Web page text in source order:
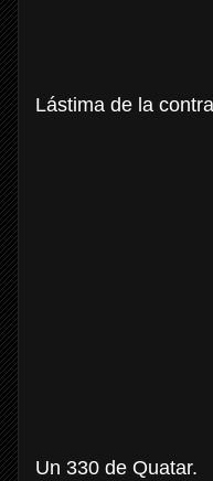
Lástima de la
Un 330 de Quatar.